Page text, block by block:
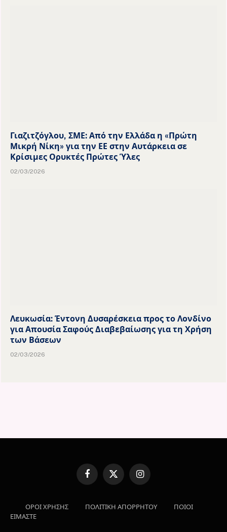
Γιαζιτζόγλου, ΣΜΕ: Από την Ελλάδα η «Πρώτη
Μικρή Νίκη» για την ΕΕ στην Αυτάρκεια σε
Κρίσιμες Ορυκτές Πρώτες Ύλες
02/03/2026
Λευκωσία: Έντονη Δυσαρέσκεια προς το Λονδίνο
για Απουσία Σαφούς Διαβεβαίωσης για τη Χρήση
των Βάσεων
02/03/2026
Facebook
X
Instagram
ΟΡΟΙ ΧΡΗΣΗΣ ΠΟΛΙΤΙΚΗ ΑΠΟΡΡΗΤΟΥ
ΠΟΙΟΙ
ΕΙΜΑΣΤΕ